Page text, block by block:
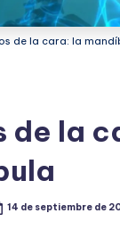
de la cara: la
de la
14 de septiembre de